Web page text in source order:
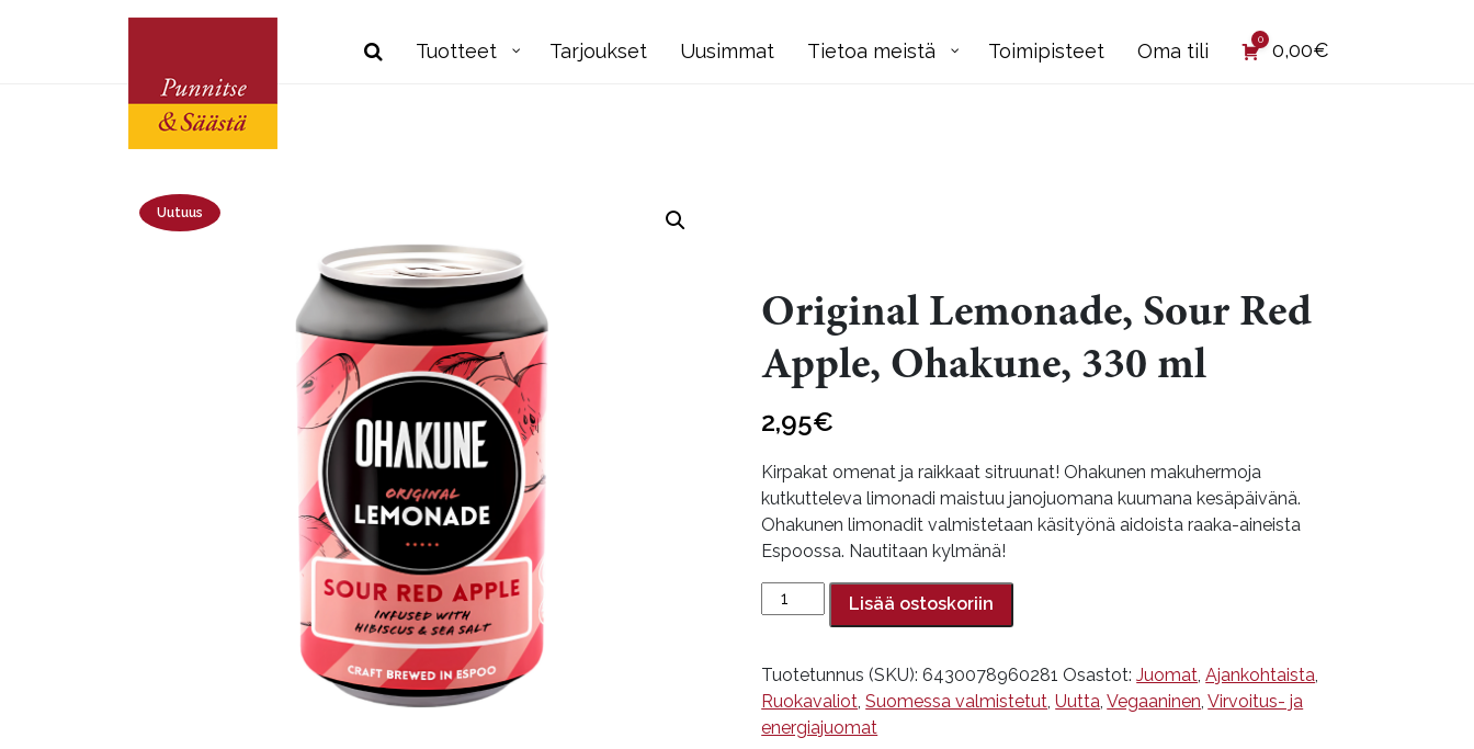
Tuotteet Tarjoukset Uusimmat Tietoa meistä Toimipisteet Oma tili 0 0,00€
Uutuus
Original Lemonade, Sour Red
Apple, Ohakune, 330 ml
2,95€
Kirpakat omenat ja raikkaat sitruunat! Ohakunen makuhermoja
kutkutteleva limonadi maistuu janojuomana kuumana kesäpäivänä.
Ohakunen limonadit valmistetaan käsityönä aidoista raaka-aineista
Espoossa. Nautitaan kylmänä!
Original
Lemonade,
Red
Apple,
Ohakune,
Lisää ostoskoriin
Tuotetunnus (SKU):6430078960281 Osastot:Juomat ,Ajankohtaista
Ruokavaliot ,Suomessa valmistetut ,Uutta ,Vegaaninen ,Virvoitus- ja
energiajuomat